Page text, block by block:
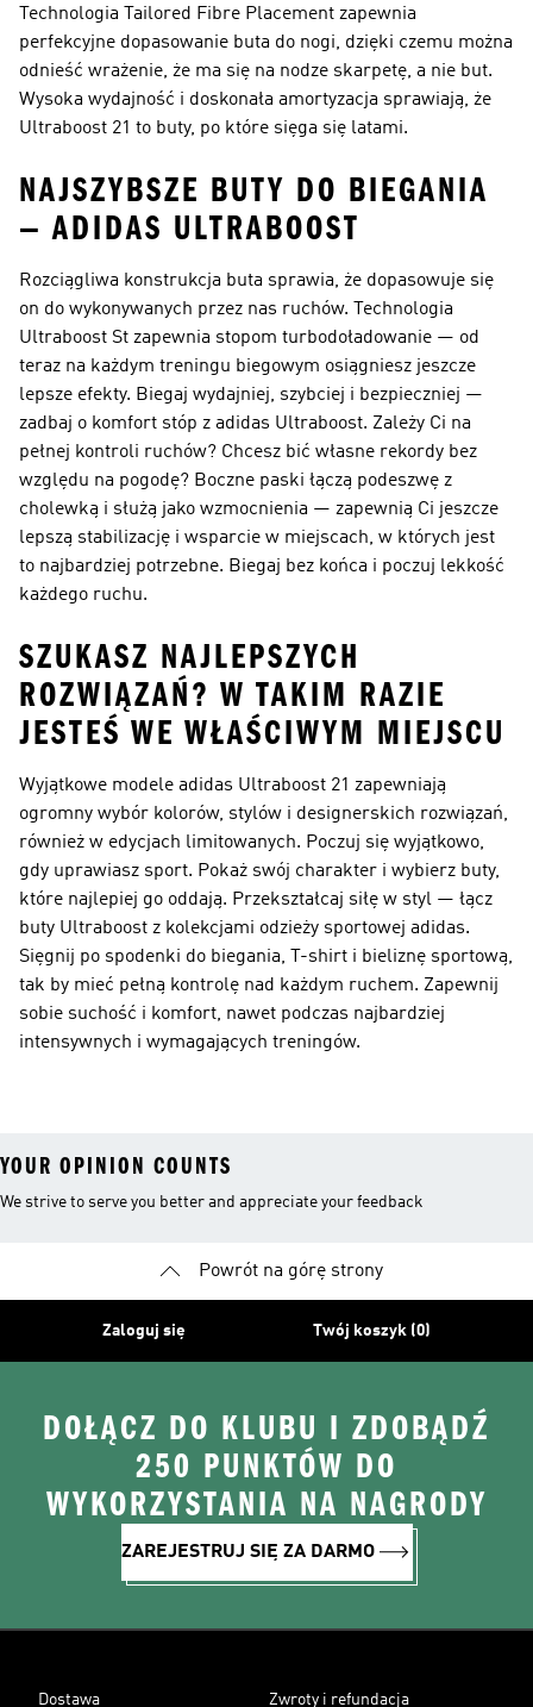
Technologia Tailored Fibre Placement zapewnia
perfekcyjne dopasowanie buta do nogi, dzięki czemu można
odnieść wrażenie, że ma się na nodze skarpetę, a nie but.
Wysoka wydajność i doskonała amortyzacja sprawiają, że
Ultraboost 21 to buty, po które sięga się latami.
NAJSZYBSZE BUTY DO BIEGANIA
— ADIDAS ULTRABOOST
Rozciągliwa konstrukcja buta sprawia, że dopasowuje się
on do wykonywanych przez nas ruchów. Technologia
Ultraboost St zapewnia stopom turbodoładowanie — od
teraz na każdym treningu biegowym osiągniesz jeszcze
lepsze efekty. Biegaj wydajniej, szybciej i bezpieczniej —
zadbaj o komfort stóp z adidas Ultraboost. Zależy Ci na
pełnej kontroli ruchów? Chcesz bić własne rekordy bez
względu na pogodę? Boczne paski łączą podeszwę z
cholewką i służą jako wzmocnienia — zapewnią Ci jeszcze
lepszą stabilizację i wsparcie w miejscach, w których jest
to najbardziej potrzebne. Biegaj bez końca i poczuj lekkość
każdego ruchu.
SZUKASZ NAJLEPSZYCH
ROZWIĄZAŃ? W TAKIM RAZIE
JESTEŚ WE WŁAŚCIWYM MIEJSCU
Wyjątkowe modele adidas Ultraboost 21 zapewniają
ogromny wybór kolorów, stylów i designerskich rozwiązań,
również w edycjach limitowanych. Poczuj się wyjątkowo,
gdy uprawiasz sport. Pokaż swój charakter i wybierz buty,
które najlepiej go oddają. Przekształcaj siłę w styl — łącz
buty Ultraboost z kolekcjami odzieży sportowej adidas.
Sięgnij po spodenki do biegania, T-shirt i bieliznę sportową,
tak by mieć pełną kontrolę nad każdym ruchem. Zapewnij
sobie suchość i komfort, nawet podczas najbardziej
intensywnych i wymagających treningów.
YOUR OPINION COUNTS
We strive to serve you better and appreciate your feedback
Powrót na górę strony
Zaloguj się Twój koszyk (0)
DOŁĄCZ DO KLUBU I ZDOBĄDŹ
250 PUNKTÓW DO
WYKORZYSTANIA NA NAGRODY
ZAREJESTRUJ SIĘ ZA DARMO
Dostawa Zwroty i refundacja